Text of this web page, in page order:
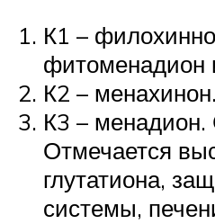
К1 –
фитоменадион
К2 –
К3 –
Отмечается
глутатиона,
системы,